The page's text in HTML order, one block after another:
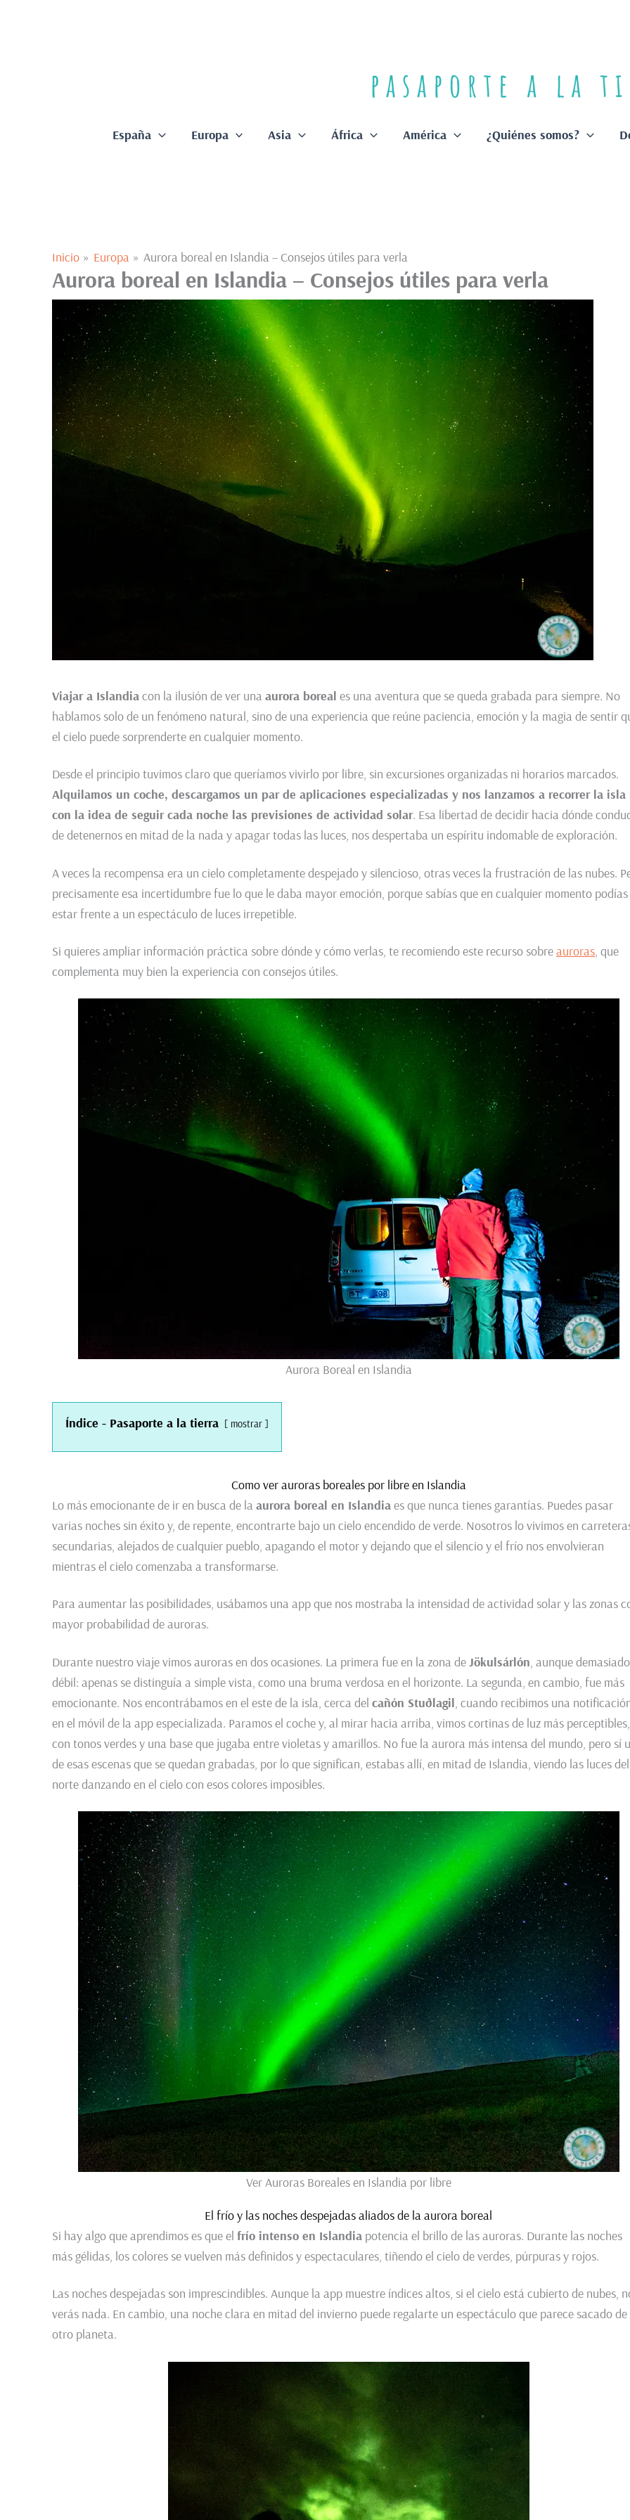
España Europa Asia África América ¿Quiénes somos?
Inicio Europa Aurora boreal en Islandia – Consejos útiles para verla
Aurora boreal en Islandia – Consejos útiles para verla
Viajar a Islandiacon la ilusión de ver una aurora boreal es una aventura que se queda grabada para siempre. No
hablamos solo de un fenómeno natural, sino de una experiencia que reúne paciencia, emoción y la magia de sentir
el cielo puede sorprenderte en cualquier momento.
Desde el principio tuvimos claro que queríamos vivirlo por libre, sin excursiones organizadas ni horarios marcados.
Alquilamos un coche, descargamos un par de aplicaciones especializadas y nos lanzamos a recorrer la isla
con la idea de seguir cada noche las previsiones de actividad solar. Esa libertad de decidir hacia dónde
de detenernos en mitad de la nada y apagar todas las luces, nos despertaba un espíritu indomable de exploración.
A veces la recompensa era un cielo completamente despejado y silencioso, otras veces la frustración de las nubes.
precisamente esa incertidumbre fue lo que le daba mayor emoción, porque sabías que en cualquier momento podías
estar frente a un espectáculo de luces irrepetible.
Si quieres ampliar información práctica sobre dónde y cómo verlas, te recomiendo este recurso sobreauroras, que
complementa muy bien la experiencia con consejos útiles.
Aurora Boreal en Islandia
Índice - Pasaporte a la tierra mostrar
Como ver auroras boreales por libre en Islandia
Lo más emocionante de ir en busca de la aurora boreal en Islandiaes que nunca tienes garantías. Puedes pasar
varias noches sin éxito y, de repente, encontrarte bajo un cielo encendido de verde. Nosotros lo vivimos en
secundarias, alejados de cualquier pueblo, apagando el motor y dejando que el silencio y el frío nos envolvieran
mientras el cielo comenzaba a transformarse.
Para aumentar las posibilidades, usábamos una app que nos mostraba la intensidad de actividad solar y las zonas
mayor probabilidad de auroras.
Durante nuestro viaje vimos auroras en dos ocasiones. La primera fue en la zona deJökulsárlón, aunque demasiado
débil: apenas se distinguía a simple vista, como una bruma verdosa en el horizonte. La segunda, en cambio, fue más
emocionante. Nos encontrábamos en el este de la isla, cerca del cañón Stuðlagil, cuando recibimos una
en el móvil de la app especializada. Paramos el coche y, al mirar hacia arriba, vimos cortinas de luz más perceptibles,
con tonos verdes y una base que jugaba entre violetas y amarillos. No fue la aurora más intensa del mundo, pero sí
de esas escenas que se quedan grabadas, por lo que significan, estabas allí, en mitad de Islandia, viendo las luces del
norte danzando en el cielo con esos colores imposibles.
Ver Auroras Boreales en Islandia por libre
El frío y las noches despejadas aliados de la aurora boreal
Si hay algo que aprendimos es que el frío intenso en Islandia potencia el brillo de las auroras. Durante las noches
más gélidas, los colores se vuelven más definidos y espectaculares, tiñendo el cielo de verdes, púrpuras y rojos.
Las noches despejadas son imprescindibles. Aunque la app muestre índices altos, si el cielo está cubierto de nubes,
verás nada. En cambio, una noche clara en mitad del invierno puede regalarte un espectáculo que parece sacado de
otro planeta.